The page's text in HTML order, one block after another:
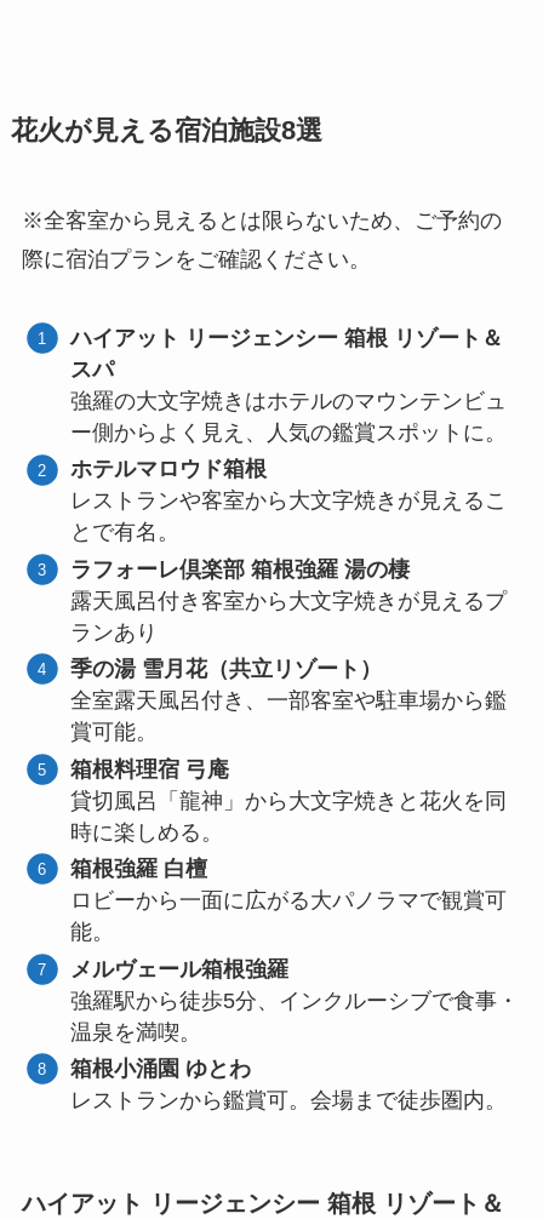
花火が見える宿泊施設8選
※全客室から見えるとは限らないため、ご予約の
際に宿泊プランをご確認ください。
ハイアット リージェンシー 箱根 リゾート＆
スパ
強羅の大文字焼きはホテルのマウンテンビュ
ー側からよく見え、人気の鑑賞スポットに。
ホテルマロウド箱根
レストランや客室から大文字焼きが見えるこ
とで有名。
ラフォーレ倶楽部 箱根強羅 湯の棲
露天風呂付き客室から大文字焼きが見えるプ
ランあり
季の湯 雪月花（共立リゾート）
全室露天風呂付き、一部客室や駐車場から鑑
賞可能。
箱根料理宿 弓庵
貸切風呂「龍神」から大文字焼きと花火を同
時に楽しめる。
箱根強羅 白檀
ロビーから一面に広がる大パノラマで観賞可
能。
メルヴェール箱根強羅
強羅駅から徒歩5分、インクルーシブで食事・
温泉を満喫。
箱根小涌園 ゆとわ
レストランから鑑賞可。会場まで徒歩圏内。
ハイアット リージェンシー 箱根 リゾート＆